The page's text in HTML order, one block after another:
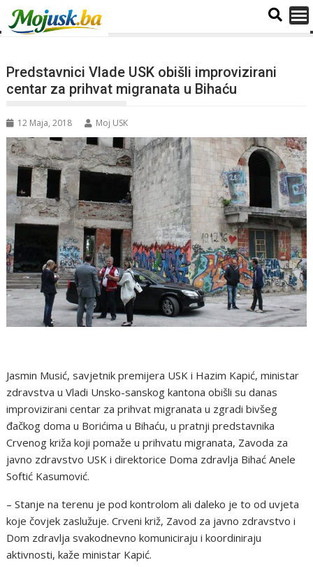
Predstavnici Vlade USK obišli improvizirani
centar za prihvat migranata u Bihaću
12 Maja, 2018 Moj USK
Jasmin Musić, savjetnik premijera USK i Hazim Kapić, ministar
zdravstva u Vladi Unsko-sanskog kantona obišli su danas
improvizirani centar za prihvat migranata u zgradi bivšeg
đačkog doma u Borićima u Bihaću, u pratnji predstavnika
Crvenog križa koji pomaže u prihvatu migranata, Zavoda za
javno zdravstvo USK i direktorice Doma zdravlja Bihać Anele
Softić Kasumović.
– Stanje na terenu je pod kontrolom ali daleko je to od uvjeta
koje čovjek zaslužuje. Crveni križ, Zavod za javno zdravstvo i
Dom zdravlja svakodnevno komuniciraju i koordiniraju
aktivnosti, kaže ministar Kapić.